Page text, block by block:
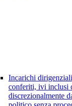
Incarichi
conferiti, ivi inclusi
discrezionalmente